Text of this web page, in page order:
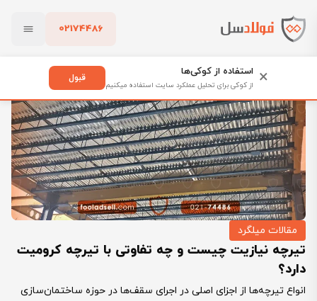
02174486
پاک کردن
فولادسل
تیرچه نیازیت چیست و چه تفاوتی با تیرچه کرومیت دارد؟
مقالات میلگرد
تیرچه نیازیت چیست و چه تفاوتی با تیرچه کرومیت
دارد؟
انواع تیرچه‌ها از اجزای اصلی در اجرای سقف‌ها در حوزه ساختمان‌سازی
× استفاده از کوکی‌ها
از کوکی برای تحلیل عملکرد سایت استفاده میکنیم
قبول